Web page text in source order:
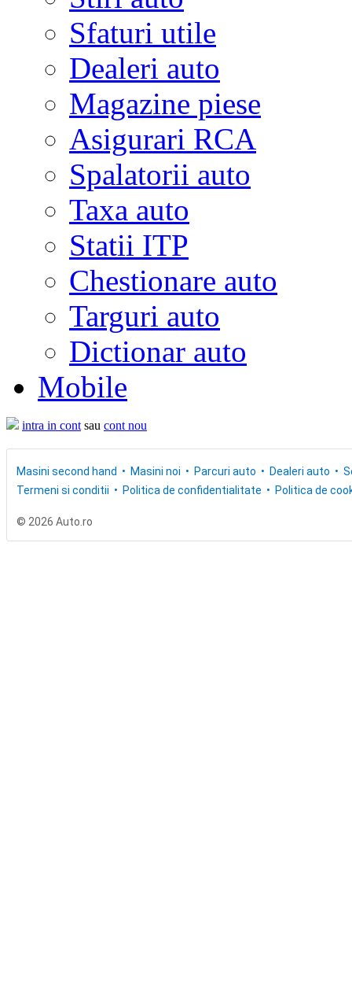
Sfaturi utile
Dealeri auto
Magazine piese
Asigurari RCA
Spalatorii auto
Taxa auto
Statii ITP
Chestionare auto
Targuri auto
Dictionar auto
Mobile
intra in cont sau cont nou
Masini second hand Masini noi Parcuri auto Dealeri auto
Termeni si conditii
Politica de confidentialitate Politica de
© 2026 Auto.ro